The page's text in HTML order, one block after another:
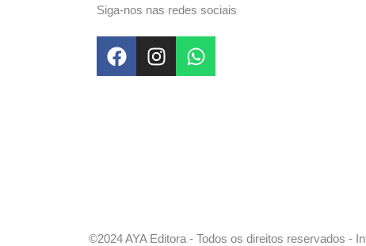
Siga-nos nas redes sociais
F
a
I
n
W
h
©2024 AYA Editora - Todos os direitos reservados -